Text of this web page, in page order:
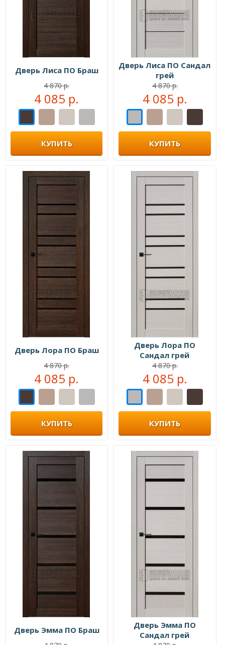
Дверь Лиса ПО Браш
4 870 р.
4 085 р.
КУПИТЬ
Дверь Лиса ПО Сандал
грей
4 870 р.
4 085 р.
КУПИТЬ
Дверь Лора ПО Браш
4 870 р.
4 085 р.
КУПИТЬ
Дверь Лора ПО
Сандал грей
4 870 р.
4 085 р.
КУПИТЬ
Дверь Эмма ПО Браш
Дверь Эмма ПО
Сандал грей